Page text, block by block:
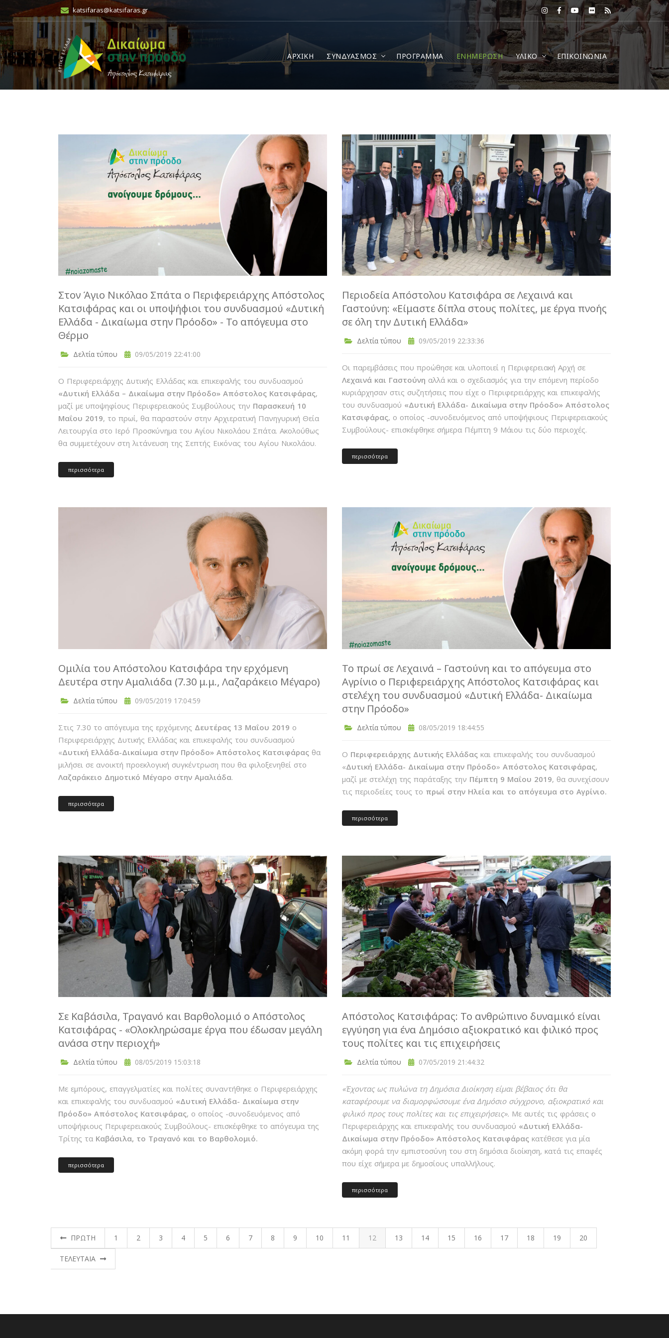
katsifaras@katsifaras.gr
ΑΡΧΙΚΗ ΣΥΝΔΥΑΣΜΟΣ ΠΡΟΓΡΑΜΜΑ ΕΝΗΜΕΡΩΣΗ ΥΛΙΚΟ ΕΠΙΚΟΙΝΩΝΙΑ
Στον Άγιο Νικόλαο Σπάτα ο Περιφερειάρχης Απόστολος
Κατσιφάρας και οι υποψήφιοι του συνδυασμού «Δυτική
Ελλάδα - Δικαίωμα στην Πρόοδο» - Το απόγευμα στο
Θέρμο
Δελτία τύπου 09/05/2019 22:41:00
Ο Περιφερειάρχης Δυτικής Ελλάδας και επικεφαλής του συνδυασμού
«Δυτική Ελλάδα – Δικαίωμα στην Πρόοδο» Απόστολος Κατσιφάρας,
μαζί με υποψηφίους Περιφερειακούς Συμβούλους την Παρασκευή 10
Μαΐου 2019, το πρωί, θα παραστούν στην Αρχιερατική Πανηγυρική Θεία
Λειτουργία στο Ιερό Προσκύνημα του Αγίου Νικολάου Σπάτα. Ακολούθως
θα συμμετέχουν στη λιτάνευση της Σεπτής Εικόνας του Αγίου Νικολάου.
περισσότερα
Περιοδεία Απόστολου Κατσιφάρα σε Λεχαινά και
Γαστούνη: «Είμαστε δίπλα στους πολίτες, με έργα πνοής
σε όλη την Δυτική Ελλάδα»
Δελτία τύπου 09/05/2019 22:33:36
Οι παρεμβάσεις που προώθησε και υλοποιεί η Περιφερειακή Αρχή σε
Λεχαινά και Γαστούνη αλλά και ο σχεδιασμός για την επόμενη περίοδο
κυριάρχησαν στις συζητήσεις που είχε ο Περιφερειάρχης και επικεφαλής
του συνδυασμού «Δυτική Ελλάδα- Δικαίωμα στην Πρόοδο» Απόστολος
Κατσιφάρας, ο οποίος -συνοδευόμενος από υποψήφιους Περιφερειακούς
Συμβούλους- επισκέφθηκε σήμερα Πέμπτη 9 Μάιου τις δύο περιοχές.
περισσότερα
Ομιλία του Απόστολου Κατσιφάρα την ερχόμενη
Δευτέρα στην Αμαλιάδα (7.30 μ.μ., Λαζαράκειο Μέγαρο)
Δελτία τύπου 09/05/2019 17:04:59
Στις 7.30 το απόγευμα της ερχόμενης Δευτέρας 13 Μαΐου 2019 ο
Περιφερειάρχης Δυτικής Ελλάδας και επικεφαλής του συνδυασμού
«Δυτική Ελλάδα-Δικαίωμα στην Πρόοδο» Απόστολος Κατσιφάρας θα
μιλήσει σε ανοικτή προεκλογική συγκέντρωση που θα φιλοξενηθεί στο
Λαζαράκειο Δημοτικό Μέγαρο στην Αμαλιάδα.
περισσότερα
Το πρωί σε Λεχαινά – Γαστούνη και το απόγευμα στο
Αγρίνιο ο Περιφερειάρχης Απόστολος Κατσιφάρας και
στελέχη του συνδυασμού «Δυτική Ελλάδα- Δικαίωμα
στην Πρόοδο»
Δελτία τύπου 08/05/2019 18:44:55
Ο Περιφερειάρχης Δυτικής Ελλάδας και επικεφαλής του συνδυασμού
«Δυτική Ελλάδα- Δικαίωμα στην Πρόοδο» Απόστολος Κατσιφάρας,
μαζί με στελέχη της παράταξης την Πέμπτη 9 Μαΐου 2019, θα συνεχίσουν
τις περιοδείες τους το πρωί στην Ηλεία και το απόγευμα στο Αγρίνιο.
περισσότερα
Σε Καβάσιλα, Τραγανό και Βαρθολομιό ο Απόστολος
Κατσιφάρας - «Ολοκληρώσαμε έργα που έδωσαν μεγάλη
ανάσα στην περιοχή»
Δελτία τύπου 08/05/2019 15:03:18
Με εμπόρους, επαγγελματίες και πολίτες συναντήθηκε ο Περιφερειάρχης
και επικεφαλής του συνδυασμού «Δυτική Ελλάδα- Δικαίωμα στην
Πρόοδο» Απόστολος Κατσιφάρας, ο οποίος -συνοδευόμενος από
υποψήφιους Περιφερειακούς Συμβούλους- επισκέφθηκε το απόγευμα της
Τρίτης τα Καβάσιλα, το Τραγανό και το Βαρθολομιό.
περισσότερα
Απόστολος Κατσιφάρας: Το ανθρώπινο δυναμικό είναι
εγγύηση για ένα Δημόσιο αξιοκρατικό και φιλικό προς
τους πολίτες και τις επιχειρήσεις
Δελτία τύπου 07/05/2019 21:44:32
«Έχοντας ως πυλώνα τη Δημόσια Διοίκηση είμαι βέβαιος ότι θα
καταφέρουμε να διαμορφώσουμε ένα Δημόσιο σύγχρονο, αξιοκρατικό και
φιλικό προς τους πολίτες και τις επιχειρήσεις». Με αυτές τις φράσεις ο
Περιφερειάρχης και επικεφαλής του συνδυασμού «Δυτική Ελλάδα-
Δικαίωμα στην Πρόοδο» Απόστολος Κατσιφάρας κατέθεσε για μία
ακόμη φορά την εμπιστοσύνη του στη δημόσια διοίκηση, κατά τις επαφές
που είχε σήμερα με δημοσίους υπαλλήλους.
περισσότερα
ΠΡΩΤΗ 1 2 3 4 5 6 7 8 9 10 11 12 13 14 15 16 17 18 19 20
ΤΕΛΕΥΤΑΙΑ